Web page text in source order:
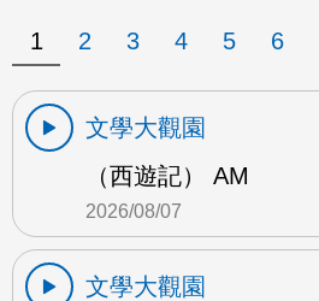
1 2 3 4 5 6
文學大觀園
（西遊記） AM
2026/08/07
文學大觀園